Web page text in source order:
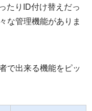
たりID付け替えだっ
な管理機能がありま
で出来る機能をピッ